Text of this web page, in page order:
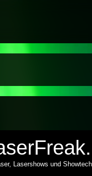
Lasershows und